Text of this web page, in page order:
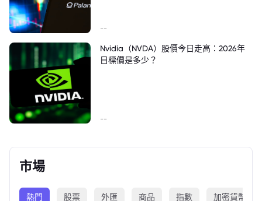
市場
熱門 股票 外匯 商品 指數 加密貨幣
--
Nvidia（NVDA）股價今日走高：2026年
目標價是多少？
--